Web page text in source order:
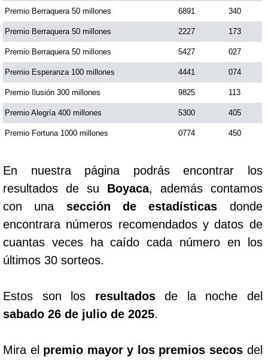
Premio Berraquera 50 millones 6891 340
Premio Berraquera 50 millones 2227 173
Premio Berraquera 50 millones 5427 027
Premio Esperanza 100 millones 4441 074
Premio Ilusión 300 millones 9825 113
Premio Alegría 400 millones 5300 405
Premio Fortuna 1000 millones 0774 450
En nuestra página podrás encontrar los
resultados de su Boyaca, además contamos
con una sección de estadísticas donde
encontrara números recomendados y datos de
cuantas veces ha caído cada número en los
últimos 30 sorteos.
Estos son los resultadosde la noche del
sabado 26 de julio de 2025.
Mira el premio mayor y los premios secosdel